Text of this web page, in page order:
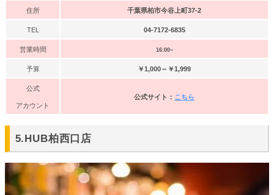
住所 千葉県柏市今谷上町37-2
TEL 04-7172-6835
営業時間 16:00~
予算 ￥1,000～￥1,999
公式
アカウント
公式サイト： こちら
5.HUB柏西口店